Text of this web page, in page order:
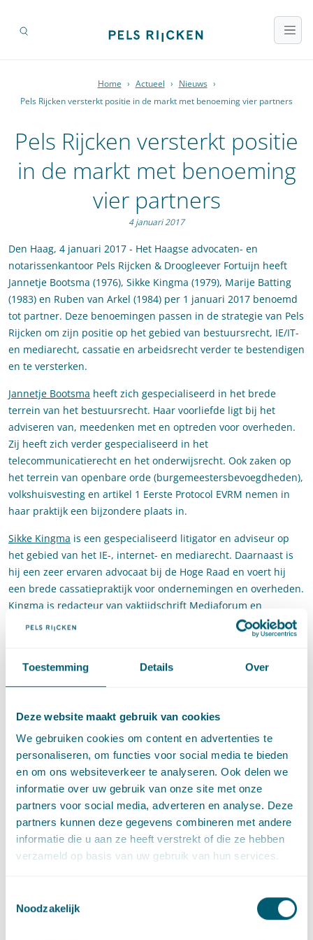
Toestemming Details Over
Deze website maakt gebruik van cookies
We gebruiken cookies om content en advertenties te
personaliseren, om functies voor social media te bieden
en om ons websiteverkeer te analyseren. Ook delen we
informatie over uw gebruik van onze site met onze
partners voor social media, adverteren en analyse. Deze
partners kunnen deze gegevens combineren met andere
informatie die u aan ze heeft verstrekt of die ze hebben
verzameld op basis van uw gebruik van hun services.
Noodzakelijk
Home › Actueel › Nieuws ›
Pels Rijcken versterkt positie in de markt met benoeming vier partners
Pels Rijcken versterkt positie
in de markt met benoeming
vier partners
4 januari 2017
Den Haag, 4 januari 2017 - Het Haagse advocaten- en
notarissenkantoor Pels Rijcken & Droogleever Fortuijn heeft
Jannetje Bootsma (1976), Sikke Kingma (1979), Marije Batting
(1983) en Ruben van Arkel (1984) per 1 januari 2017 benoemd
tot partner. Deze benoemingen passen in de strategie van Pels
Rijcken om zijn positie op het gebied van bestuursrecht, IE/IT-
en mediarecht, cassatie en arbeidsrecht verder te bestendigen
en te versterken.
Jannetje Bootsma heeft zich gespecialiseerd in het brede
terrein van het bestuursrecht. Haar voorliefde ligt bij het
adviseren van, meedenken met en optreden voor overheden.
Zij heeft zich verder gespecialiseerd in het
telecommunicatierecht en het onderwijsrecht. Ook zaken op
het terrein van openbare orde (burgemeestersbevoegdheden),
volkshuisvesting en artikel 1 Eerste Protocol EVRM nemen in
haar praktijk een bijzondere plaats in.
Sikke Kingma is een gespecialiseerd litigator en adviseur op
het gebied van het IE-, internet- en mediarecht. Daarnaast is
hij een zeer ervaren advocaat bij de Hoge Raad en voert hij
een brede cassatiepraktijk voor ondernemingen en overheden.
Kingma is redacteur van vaktijdschrift Mediaforum en
kernredacteur van Cassatieblog.nl.
op toezicht en handhaving, met een focus op de financiële
sector en de gezondheidszorg. Zij adviseert en
sectoren. Het tuchtrecht vormt daarnaast een belangrijk
onderdeel van haar praktijk. Zij voert tuchtrechtelijke
procedures tegen accountants en artsen in spraakmakende
zaken.
Ruben van Arkel is een veelzijdig en gedreven
arbeidsrechtadvocaat. Hij helpt publieke en private
werkgevers bij ingewikkelde organisatiewijzigingen,
integriteitskwesties, overgang van onderneming, gelijke
behandelingszaken en individuele kwesties als beloning en
is docent aan de Grotius opleiding Arbeidsrecht en bestuurslid
van de specialisatievereniging "Vereniging Arbeidsrecht